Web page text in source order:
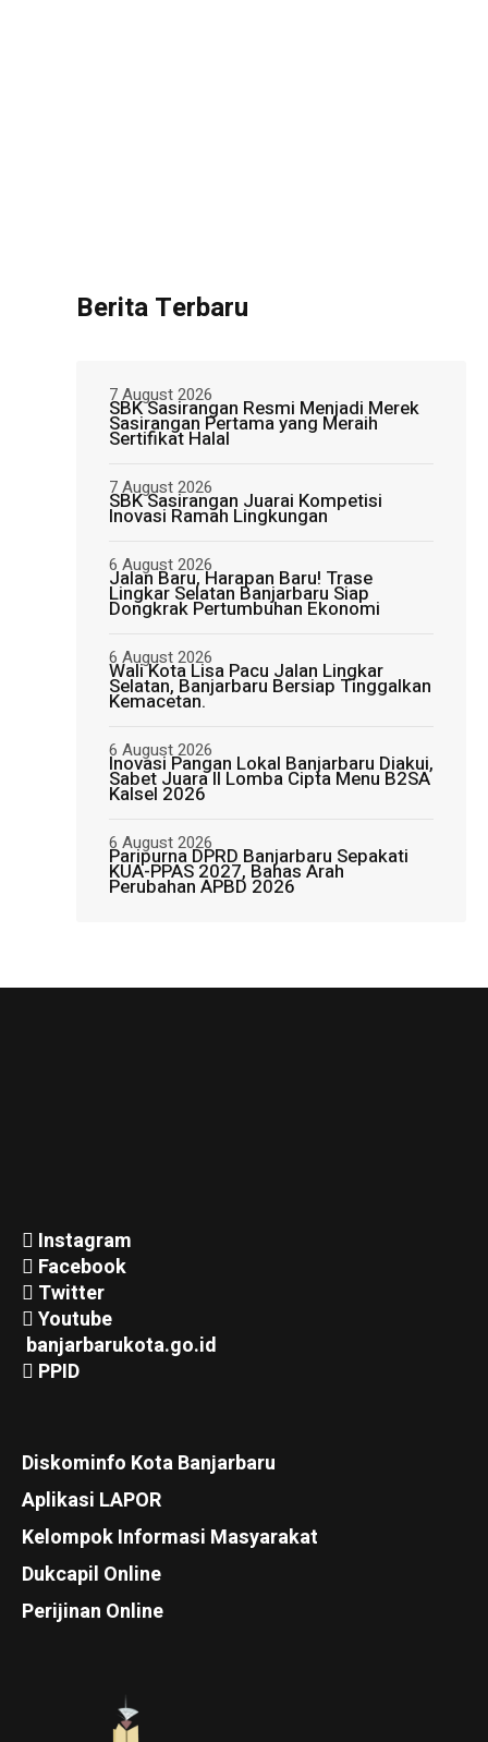
Berita Terbaru
SBK Sasirangan Resmi Menjadi Merek
Sasirangan Pertama yang Meraih
Sertifikat Halal
7 August 2026
SBK Sasirangan Juarai Kompetisi
Inovasi Ramah Lingkungan
7 August 2026
Jalan Baru, Harapan Baru! Trase
Lingkar Selatan Banjarbaru Siap
Dongkrak Pertumbuhan Ekonomi
6 August 2026
Wali Kota Lisa Pacu Jalan Lingkar
Selatan, Banjarbaru Bersiap Tinggalkan
Kemacetan.
6 August 2026
Inovasi Pangan Lokal Banjarbaru Diakui,
Sabet Juara II Lomba Cipta Menu B2SA
Kalsel 2026
6 August 2026
Paripurna DPRD Banjarbaru Sepakati
KUA-PPAS 2027, Bahas Arah
Perubahan APBD 2026
6 August 2026
Instagram
Facebook
Twitter
Youtube
banjarbarukota.go.id
PPID
Diskominfo Kota Banjarbaru
Aplikasi LAPOR
Kelompok Informasi Masyarakat
Dukcapil Online
Perijinan Online